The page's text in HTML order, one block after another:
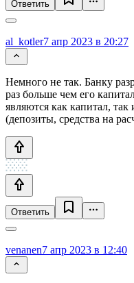
Ответить
al_kotler7 апр 2023 в 20:27
Немного не так. Банку
раз больше чем его
являются как капитал,
(депозиты, средства на
Ответить
venanen7 апр 2023 в 12:40